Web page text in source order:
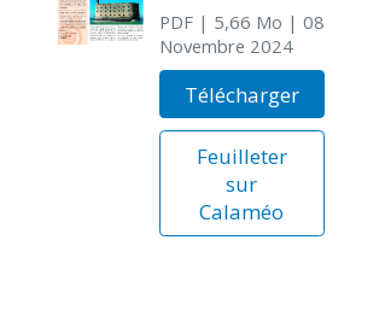
PDF| 5,66 Mo | 08
Novembre 2024
Télécharger
Feuilleter
sur
Calaméo